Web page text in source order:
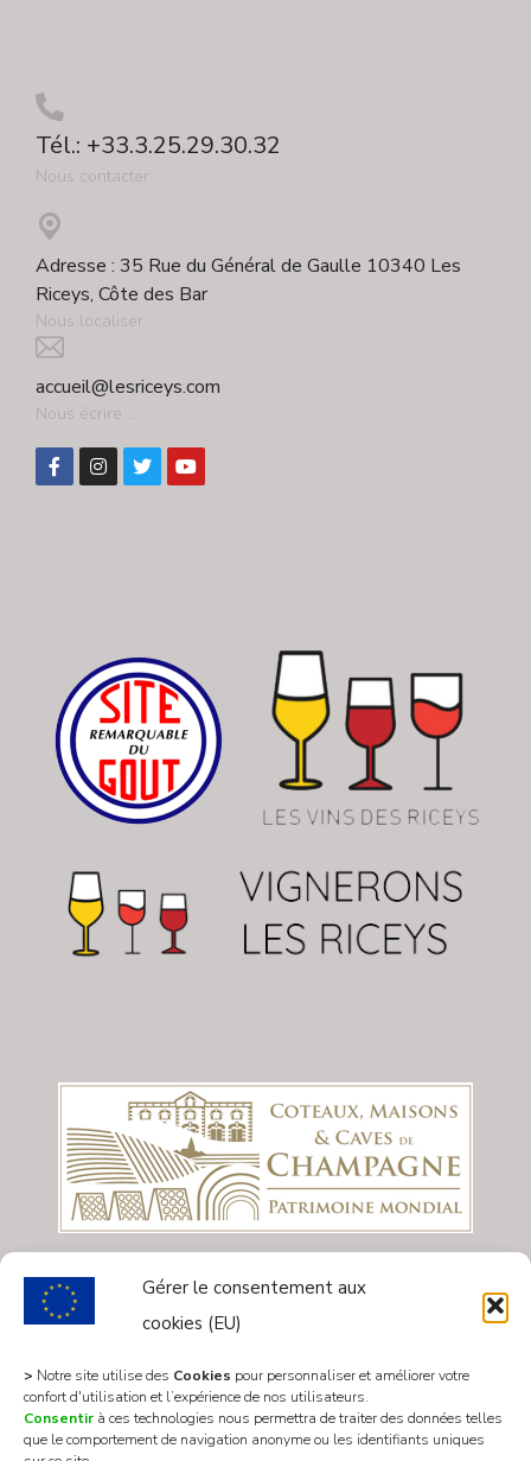
Gérer le consentement aux
cookies (EU)
> Notre site utilise des Cookies pour personnaliser et améliorer votre
confort d'utilisation et l’expérience de nos utilisateurs.
Consentir à ces technologies nous permettra de traiter des données telles
que le comportement de navigation anonyme ou les identifiants uniques
Tél.: +33.3.25.29.30.32
Nous contacter ...
Adresse : 35 Rue du Général de Gaulle 10340 Les
Riceys, Côte des Bar
Nous localiser ...
accueil@lesriceys.com
Nous écrire ...